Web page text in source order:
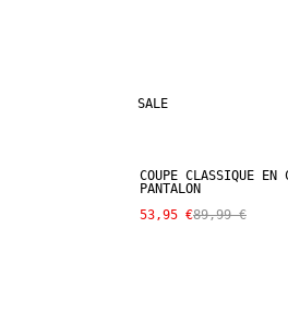
SALE
COUPE CLASSIQUE EN
PANTALON
53,95 €89,99 €